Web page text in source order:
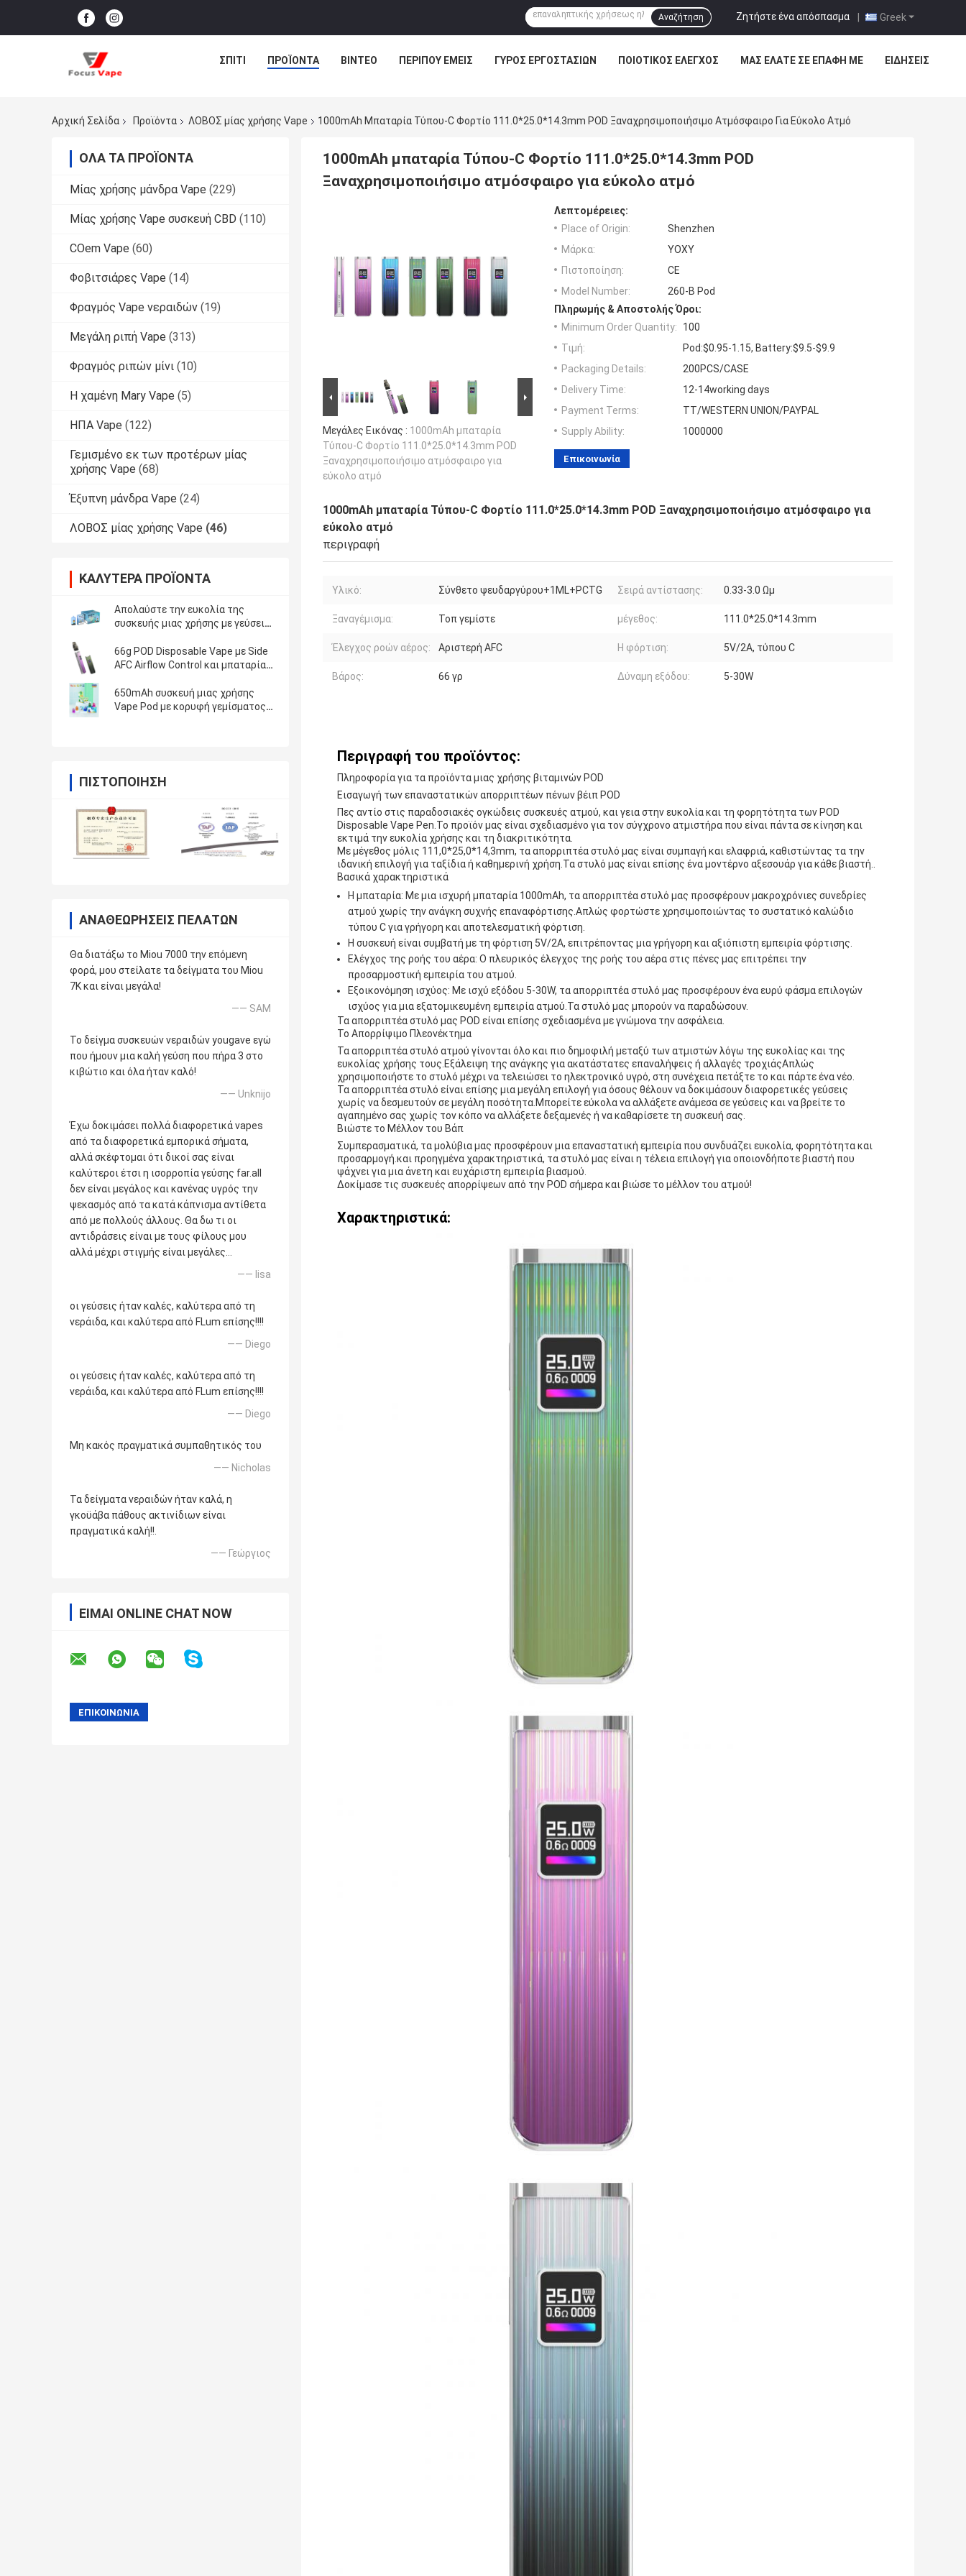
Greek
Ζητήστε ένα απόσπασμα |
Αναζήτηση
ΣΠΊΤΙ ΠΡΟΪΌΝΤΑ ΒΊΝΤΕΟ ΠΕΡΊΠΟΥ ΕΜΕΊΣ ΓΎΡΟΣ ΕΡΓΟΣΤΑΣΊΩΝ ΠΟΙΟΤΙΚΌΣ ΈΛΕΓΧΟΣ ΜΑΣ ΕΛΆΤΕ ΣΕ ΕΠΑΦΉ ΜΕ ΕΙΔΉΣΕΙΣ
Αρχική Σελίδα Προϊόντα ΛΟΒΟΣ μίας χρήσης Vape 1000mAh Μπαταρία Τύπου-C Φορτίο 111.0*25.0*14.3mm POD Ξαναχρησιμοποιήσιμο Ατμόσφαιρο Για Εύκολο Ατμό
ΌΛΑ ΤΑ ΠΡΟΪΌΝΤΑ
Μίας χρήσης μάνδρα Vape (229)
Μίας χρήσης Vape συσκευή CBD (110)
COem Vape (60)
Φοβιτσιάρες Vape (14)
Φραγμός Vape νεραιδών (19)
Μεγάλη ριπή Vape (313)
Φραγμός ριπών μίνι (10)
Η χαμένη Mary Vape (5)
ΗΠΑ Vape (122)
Γεμισμένο εκ των προτέρων μίας
χρήσης Vape (68)
Έξυπνη μάνδρα Vape (24)
ΛΟΒΟΣ μίας χρήσης Vape (46)
ΚΑΛΎΤΕΡΑ ΠΡΟΪΌΝΤΑ
Απολαύστε την ευκολία της
συσκευής μιας χρήσης με γεύσεις
66g POD Disposable Vape με Side
AFC Airflow Control και μπαταρία
650mAh συσκευή μιας χρήσης
Vape Pod με κορυφή γεμίσματος
ΠΙΣΤΟΠΟΊΗΣΗ
ΑΝΑΘΕΩΡΉΣΕΙΣ ΠΕΛΑΤΏΝ
Θα διατάξω το Miou 7000 την επόμενη
φορά, μου στείλατε τα δείγματα του Miou
7K και είναι μεγάλα!
—— SAM
Το δείγμα συσκευών νεραιδών yougave εγώ
που ήμουν μια καλή γεύση που πήρα 3 στο
κιβώτιο και όλα ήταν καλό!
—— Unknijo
Έχω δοκιμάσει πολλά διαφορετικά vapes
από τα διαφορετικά εμπορικά σήματα,
αλλά σκέφτομαι ότι δικοί σας είναι
καλύτεροι έτσι η ισορροπία γεύσης far.all
δεν είναι μεγάλος και κανένας υγρός την
ψεκασμός από τα κατά κάπνισμα αντίθετα
από με πολλούς άλλους. Θα δω τι οι
αντιδράσεις είναι με τους φίλους μου
αλλά μέχρι στιγμής είναι μεγάλες…
—— lisa
οι γεύσεις ήταν καλές, καλύτερα από τη
νεράιδα, και καλύτερα από FLum επίσης!!!!
—— Diego
οι γεύσεις ήταν καλές, καλύτερα από τη
νεράιδα, και καλύτερα από FLum επίσης!!!!
—— Diego
Μη κακός πραγματικά συμπαθητικός του
—— Nicholas
Τα δείγματα νεραιδών ήταν καλά, η
γκοϋάβα πάθους ακτινίδιων είναι
πραγματικά καλή!!.
—— Γεώργιος
ΕΊΜΑΙ ONLINE CHAT NOW
1000mAh μπαταρία Τύπου-C Φορτίο 111.0*25.0*14.3mm POD
Ξαναχρησιμοποιήσιμο ατμόσφαιρο για εύκολο ατμό
Μεγάλες Εικόνας : 1000mAh μπαταρία
Τύπου-C Φορτίο 111.0*25.0*14.3mm POD
Ξαναχρησιμοποιήσιμο ατμόσφαιρο για
εύκολο ατμό
Λεπτομέρειες:
Place of Origin:
Shenzhen
Μάρκα:
YOXY
Πιστοποίηση:
CE
Model Number:
260-B Pod
Πληρωμής & Αποστολής Όροι:
Minimum Order Quantity:
100
Τιμή:
Pod:$0.95-1.15, Battery:$9.5-$9.9
Packaging Details:
200PCS/CASE
Delivery Time:
12-14working days
Payment Terms:
TT/WESTERN UNION/PAYPAL
Supply Ability:
1000000
Επικοινωνία
1000mAh μπαταρία Τύπου-C Φορτίο 111.0*25.0*14.3mm POD Ξαναχρησιμοποιήσιμο ατμόσφαιρο για
εύκολο ατμό
περιγραφή
Υλικό: Σύνθετο ψευδαργύρου+1ML+PCTG Σειρά αντίστασης: 0.33-3.0 Ωμ
Ξαναγέμισμα: Τοπ γεμίστε μέγεθος: 111.0*25.0*14.3mm
Έλεγχος ροών αέρος: Αριστερή AFC Η φόρτιση: 5V/2A, τύπου C
Βάρος: 66 γρ Δύναμη εξόδου: 5-30W
Περιγραφή του προϊόντος:
Πληροφορία για τα προϊόντα μιας χρήσης βιταμινών POD
Εισαγωγή των επαναστατικών απορριπτέων πένων βέιπ POD
Πες αντίο στις παραδοσιακές ογκώδεις συσκευές ατμού, και γεια στην ευκολία και τη φορητότητα των POD
Disposable Vape Pen.Το προϊόν μας είναι σχεδιασμένο για τον σύγχρονο ατμιστήρα που είναι πάντα σε κίνηση και
εκτιμά την ευκολία χρήσης και τη διακριτικότητα.
Με μέγεθος μόλις 111,0*25,0*14,3mm, τα απορριπτέα στυλό μας είναι συμπαγή και ελαφριά, καθιστώντας τα την
ιδανική επιλογή για ταξίδια ή καθημερινή χρήση.Τα στυλό μας είναι επίσης ένα μοντέρνο αξεσουάρ για κάθε βιαστή..
Βασικά χαρακτηριστικά
Η μπαταρία: Με μια ισχυρή μπαταρία 1000mAh, τα απορριπτέα στυλό μας προσφέρουν μακροχρόνιες συνεδρίες
ατμού χωρίς την ανάγκη συχνής επαναφόρτισης.Απλώς φορτώστε χρησιμοποιώντας το συστατικό καλώδιο
τύπου C για γρήγορη και αποτελεσματική φόρτιση.
Η συσκευή είναι συμβατή με τη φόρτιση 5V/2A, επιτρέποντας μια γρήγορη και αξιόπιστη εμπειρία φόρτισης.
Ελέγχος της ροής του αέρα: Ο πλευρικός έλεγχος της ροής του αέρα στις πένες μας επιτρέπει την
προσαρμοστική εμπειρία του ατμού.
Εξοικονόμηση ισχύος: Με ισχύ εξόδου 5-30W, τα απορριπτέα στυλό μας προσφέρουν ένα ευρύ φάσμα επιλογών
ισχύος για μια εξατομικευμένη εμπειρία ατμού.Τα στυλό μας μπορούν να παραδώσουν.
Τα απορριπτέα στυλό μας POD είναι επίσης σχεδιασμένα με γνώμονα την ασφάλεια.
Το Απορρίψιμο Πλεονέκτημα
Τα απορριπτέα στυλό ατμού γίνονται όλο και πιο δημοφιλή μεταξύ των ατμιστών λόγω της ευκολίας και της
ευκολίας χρήσης τους.Εξάλειψη της ανάγκης για ακατάστατες επαναλήψεις ή αλλαγές τροχιάςΑπλώς
χρησιμοποιήστε το στυλό μέχρι να τελειώσει το ηλεκτρονικό υγρό, στη συνέχεια πετάξτε το και πάρτε ένα νέο.
Τα απορριπτέα στυλό είναι επίσης μια μεγάλη επιλογή για όσους θέλουν να δοκιμάσουν διαφορετικές γεύσεις
χωρίς να δεσμευτούν σε μεγάλη ποσότητα.Μπορείτε εύκολα να αλλάξετε ανάμεσα σε γεύσεις και να βρείτε το
αγαπημένο σας χωρίς τον κόπο να αλλάξετε δεξαμενές ή να καθαρίσετε τη συσκευή σας.
Βιώστε το Μέλλον του Βάπ
Συμπερασματικά, τα μολύβια μας προσφέρουν μια επαναστατική εμπειρία που συνδυάζει ευκολία, φορητότητα και
προσαρμογή.και προηγμένα χαρακτηριστικά, τα στυλό μας είναι η τέλεια επιλογή για οποιονδήποτε βιαστή που
ψάχνει για μια άνετη και ευχάριστη εμπειρία βιασμού.
Δοκίμασε τις συσκευές απορρίψεων από την POD σήμερα και βιώσε το μέλλον του ατμού!
Χαρακτηριστικά: